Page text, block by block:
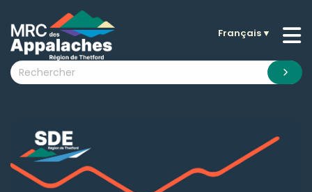
submenu (La MRC )
submenu (Citoyens )
submenu (Nouvelles )
submenu (Documentation )
Français▼